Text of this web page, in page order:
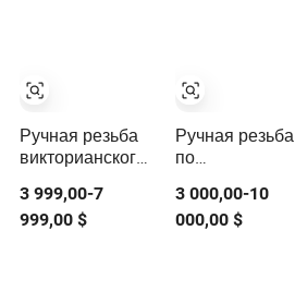
Ручная резьба
викторианского
павильона,
мраморный
3 999,00-7
999,00 $
Ручная резьба
по
камню большой
уличный
3 000,00-10
000,00 $